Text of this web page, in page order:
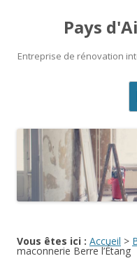
Pays
Entreprise de rénovation
Vous êtes ici : Accueil >
maconnerie Berre l’Étang